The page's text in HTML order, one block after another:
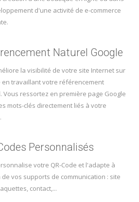
d'une activité de e-commerce
Naturel Google
la visibilité de votre site Internet sur
en travaillant votre référencement
Vous ressortez en première page Google
mots-clés directement liés à votre
Personnalisés
votre QR-Code et l'adapte à
de vos supports de communication : site
contact,...